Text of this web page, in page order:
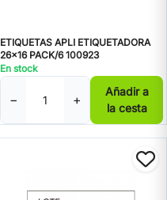
ETIQUETAS APLI ETIQUETADORA
26x16 PACK/6 100923
En stock
− +
Añadir a
la cesta